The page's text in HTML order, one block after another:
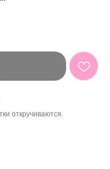
откручиваются.